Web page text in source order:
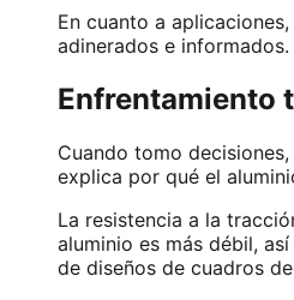
En cuanto a
adinerados e informados.
Enfrentamiento
Cuando tomo
explica por qué el
La resistencia a la
aluminio es más débil,
de diseños de cuadros